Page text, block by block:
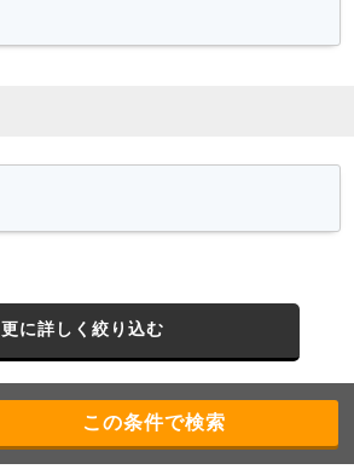
更に詳しく絞り込む